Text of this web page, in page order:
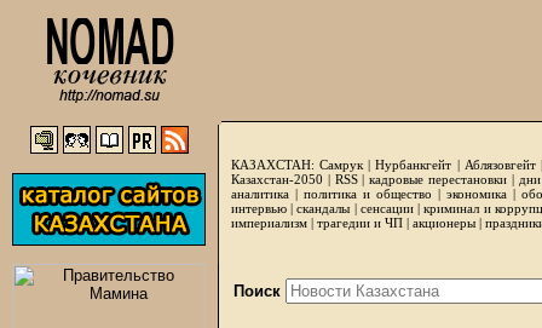
КАЗАХСТАН: Самрук |Нурбанкгейт | Аблязовгейт
Казахстан-2050 | RSS|кадровые перестановки|
аналитика | политика и общество | экономика |
интервью |скандалы | сенсации|криминал и
империализм | трагедии и ЧП | акционеры |
Поиск